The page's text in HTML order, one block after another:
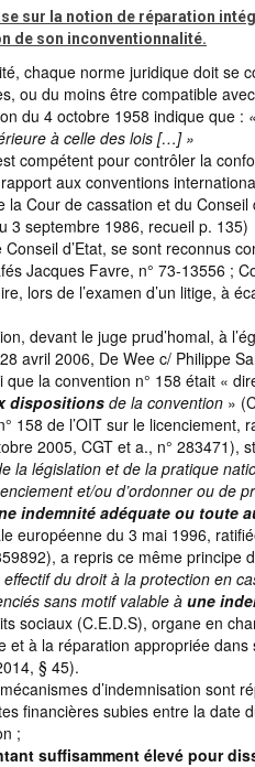
sur la notion de réparation
de son inconventionnalité.
chaque norme juridique doit se
ou du moins être compatible
du 4 octobre 1958 indique que :
à celle des lois […] »
compétent pour contrôler la
aux conventions
Cour de cassation et du
3 septembre 1986, recueil p. 135)
d’Etat, se sont reconnus
Jacques Favre, n° 73-13556 ;
lors de l’examen d’un litige, à
devant le juge prud’homal, à
avril 2006, De Wee c/ Philippe
la convention n° 158 était «
dispositionsde la convention »
158 de l’OIT sur le
2005, CGT et a., n° 283471),
la législation et de la pratique
et/ou d’ordonner ou de
indemnité adéquate ou toute
européenne du 3 mai 1996,
a repris ce même principe
effectif du droit à la protection en
sans motif valable à une
sociaux (C.E.D.S), organe en
et à la réparation appropriée
§ 45).
d’indemnisation sont
financières subies entre la date
;
suffisamment élevé pour